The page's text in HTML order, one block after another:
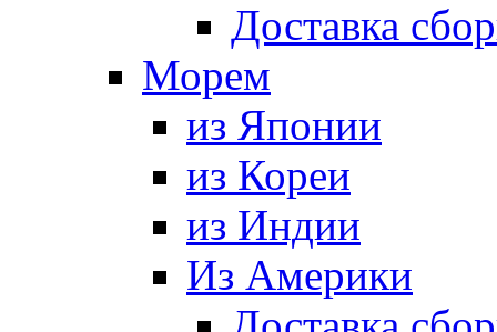
Доставка
Морем
из Японии
из Кореи
из Индии
Из Америки